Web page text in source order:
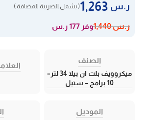
ر.س ( يشمل الضريبة المضافة )
ر.س1,440 وفر 177 ر.س
الصنف
ميكروويف بلت ان بيلا 34 لتر–
10 برامج – ستيل
الموديل